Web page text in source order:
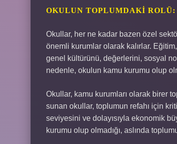
OKULUN TOPLUMDAKI
Okullar, her ne kadar bazen özel
önemli kurumlar olarak kalırlar.
genel kültürünü, değerlerini, sosyal
nedenle, okulun kamu kurumu olup
Okullar, kamu kurumları olarak birer
sunan okullar, toplumun refahı için
seviyesini ve dolayısıyla ekonomik
kurumu olup olmadığı, aslında